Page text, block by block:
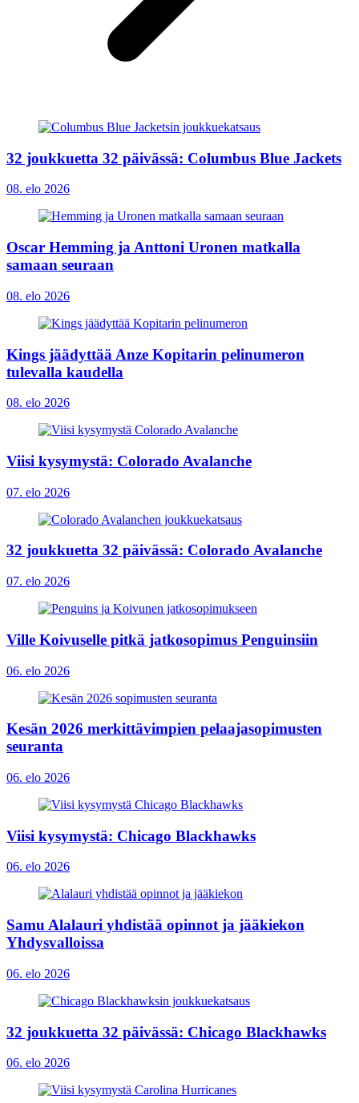
32 joukkuetta 32 päivässä: Columbus Blue Jackets
08. elo 2026
Oscar Hemming ja Anttoni Uronen matkalla
samaan seuraan
08. elo 2026
Kings jäädyttää Anze Kopitarin pelinumeron
tulevalla kaudella
08. elo 2026
Viisi kysymystä: Colorado Avalanche
07. elo 2026
32 joukkuetta 32 päivässä: Colorado Avalanche
07. elo 2026
Ville Koivuselle pitkä jatkosopimus Penguinsiin
06. elo 2026
Kesän 2026 merkittävimpien pelaajasopimusten
seuranta
06. elo 2026
Viisi kysymystä: Chicago Blackhawks
06. elo 2026
Samu Alalauri yhdistää opinnot ja jääkiekon
Yhdysvalloissa
06. elo 2026
32 joukkuetta 32 päivässä: Chicago Blackhawks
06. elo 2026